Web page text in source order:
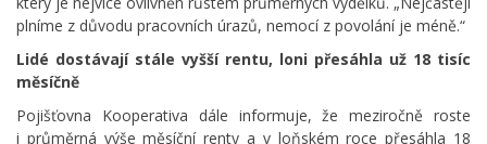
plníme z důvodu pracovních úrazů, nemocí z povolání je méně.“
Lidé dostávají stále vyšší rentu, loni přesáhla už 18 tisíc
měsíčně
Pojišťovna Kooperativa dále informuje, že meziročně roste
i průměrná výše měsíční renty a v loňském roce přesáhla 18